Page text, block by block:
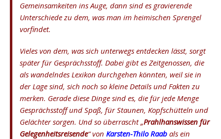
Gemeinsamkeiten ins Auge, dann sind es gravierende
Unterschiede zu dem, was man im heimischen Sprengel
vorfindet.
Vieles von dem, was sich unterwegs entdecken lässt, sorgt
später für Gesprächsstoff. Dabei gibt es Zeitgenossen, die
als wandelndes Lexikon durchgehen könnten, weil sie in
der Lage sind, sich noch so kleine Details und Fakten zu
merken. Gerade diese Dinge sind es, die für jede Menge
Gesprächsstoff und Spaß, für Staunen, Kopfschütteln und
Gelächter sorgen. Und so überrascht „Prahlhanswissen für
Gelegenheitsreisende“ von Karsten-Thilo Raab als ein